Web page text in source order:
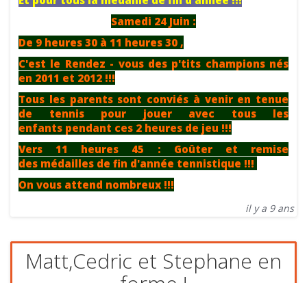
Samedi 24 Juin :
De 9 heures 30 à 11 heures 30 ,
C'est le Rendez - vous des p'tits champions nés
en 2011 et 2012 !!!
Tous les parents sont conviés à venir en tenue
de tennis pour jouer avec tous les
enfants pendant ces 2 heures de jeu !!!
Vers 11 heures 45 : Goûter et remise
des médailles de fin d'année tennistique !!!
On vous attend nombreux !!!
il y a 9 ans
Matt,Cedric et Stephane en